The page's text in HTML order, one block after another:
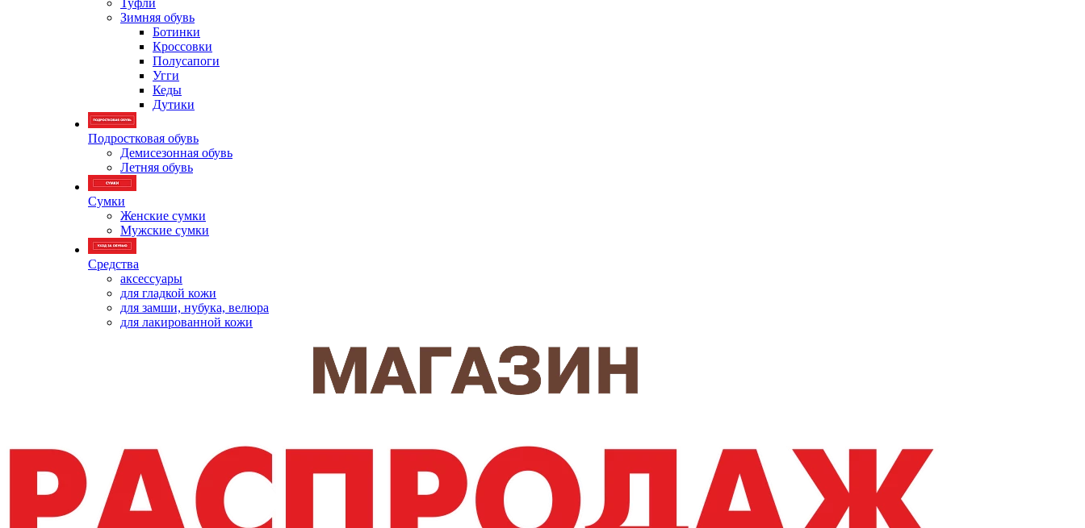
Туфли
Зимняя обувь
Ботинки
Кроссовки
Полусапоги
Угги
Кеды
Дутики
Подростковая обувь
Демисезонная обувь
Летняя обувь
Сумки
Женские сумки
Мужские сумки
Средства
аксессуары
для гладкой кожи
для замши, нубука, велюра
для лакированной кожи